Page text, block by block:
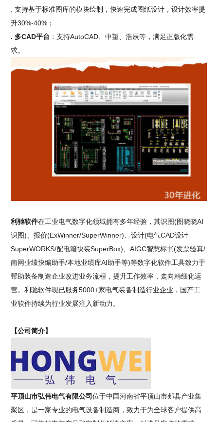
. 支持基于标准图库的模块绘制，快速完成图纸设计，设计效率提
升30%-40%；
. 多CAD平台 ：支持AutoCAD、中望、浩辰等，满足正版化需
求。
利驰软件在工业电气数字化领域拥有多年经验，其识图(图晓晓AI
识图)、报价(ExWinner/SuperWinner)、设计(电气CAD设计
SuperWORKS/配电箱快装SuperBox)、AIGC智慧标书(发票验真/
南网业绩快编助手/本地业绩库AI助手等)等数字化软件工具致力于
帮助装备制造企业改进业务流程，提升工作效率，走向精细化运
营。利驰软件现已服务5000+家电气装备制造行业企业，国产工
业软件持续为行业发展注入新动力。
【公司简介】
平顶山市弘伟电气有限公司位于中国河南省平顶山市郏县产业集
聚区，是一家专业的电气设备制造商，致力于为全球客户提供高